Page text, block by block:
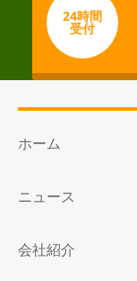
24時間
受付
ホーム
ニュース
会社紹介